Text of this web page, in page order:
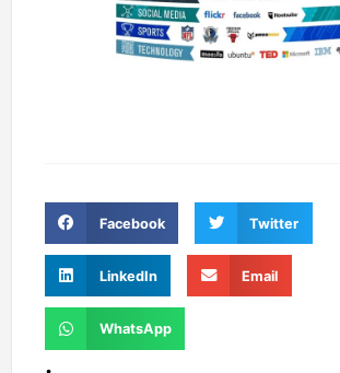
Facebook Twitter
LinkedIn Email
WhatsApp